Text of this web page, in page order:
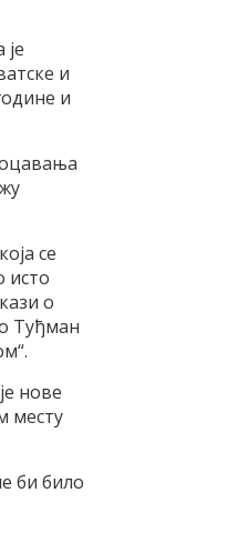
и
и
се
исто
о
Туђман
нове
месту
би било